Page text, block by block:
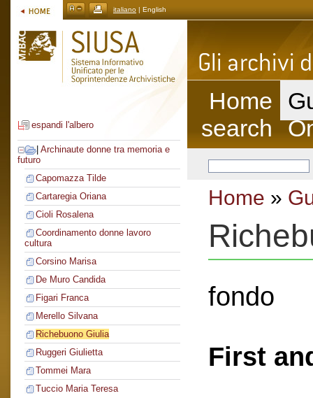
italiano | English
espandi l'albero
Archinaute donne tra memoria e
futuro
Capomazza Tilde
Cartaregia Oriana
Cioli Rosalena
Coordinamento donne lavoro
cultura
Corsino Marisa
De Muro Candida
Figari Franca
Merello Silvana
Richebuono Giulia
Ruggeri Giulietta
Tommei Mara
Tuccio Maria Teresa
Home
search
Home »
fondo
First